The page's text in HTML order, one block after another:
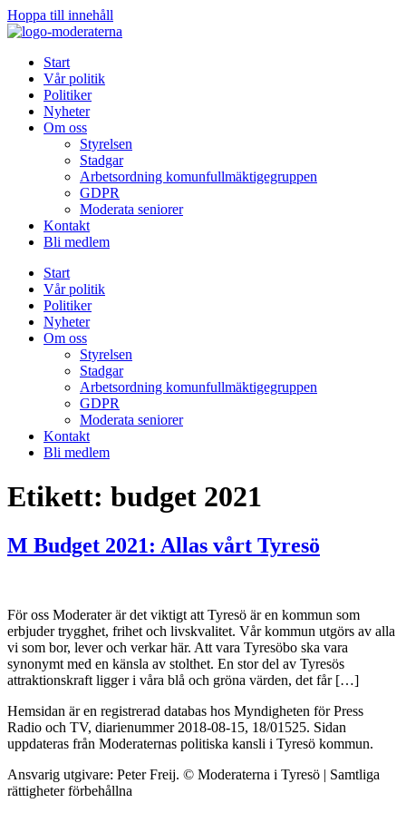
Hoppa till innehåll
Start
Vår politik
Politiker
Nyheter
Om oss
Styrelsen
Stadgar
Arbetsordning komunfullmäktigegruppen
GDPR
Moderata seniorer
Kontakt
Bli medlem
Start
Vår politik
Politiker
Nyheter
Om oss
Styrelsen
Stadgar
Arbetsordning komunfullmäktigegruppen
GDPR
Moderata seniorer
Kontakt
Bli medlem
Etikett: budget 2021
M Budget 2021: Allas vårt Tyresö
För oss Moderater är det viktigt att Tyresö är en kommun som
erbjuder trygghet, frihet och livskvalitet. Vår kommun utgörs av alla
vi som bor, lever och verkar här. Att vara Tyresöbo ska vara
synonymt med en känsla av stolthet. En stor del av Tyresös
attraktionskraft ligger i våra blå och gröna värden, det får […]
Hemsidan är en registrerad databas hos Myndigheten för Press
Radio och TV, diarienummer 2018-08-15, 18/01525. Sidan
uppdateras från Moderaternas politiska kansli i Tyresö kommun.
Ansvarig utgivare: Peter Freij. © Moderaterna i Tyresö | Samtliga
rättigheter förbehållna